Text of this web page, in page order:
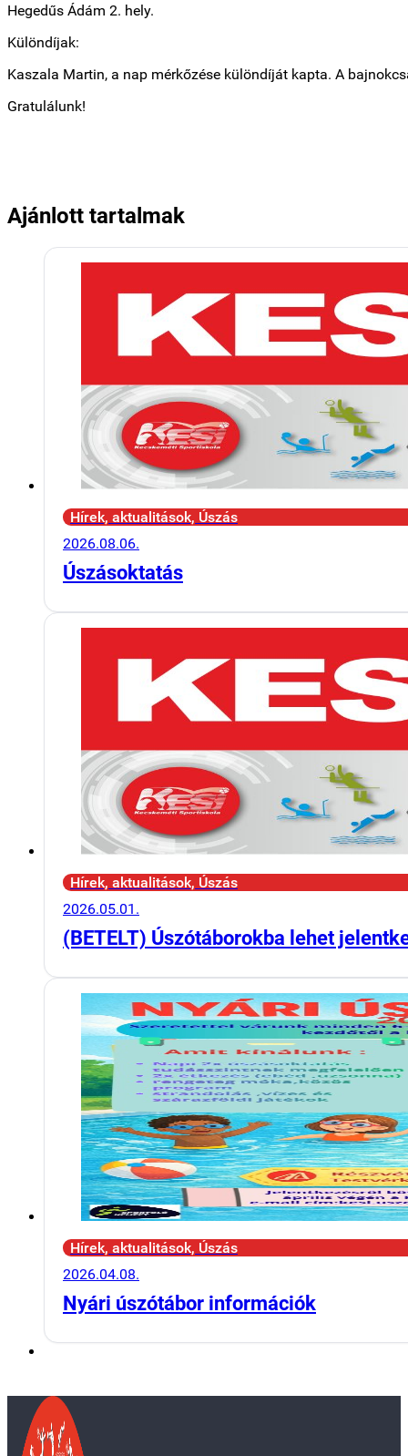
Hegedűs Ádám 2. hely.
Különdíjak:
Kaszala Martin, a nap mérkőzése különdíját kapta. A
Gratulálunk!
Ajánlott tartalmak
Hírek, aktualitások, Úszás
2026.08.06.
Úszásoktatás
Hírek, aktualitások, Úszás
2026.05.01.
(BETELT) Úszótáborokba lehet
Hírek, aktualitások, Úszás
2026.04.08.
Nyári úszótábor információk